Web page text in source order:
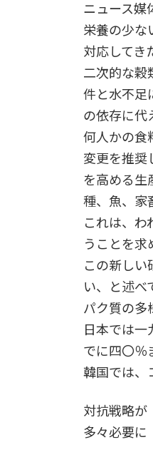
ニュース媒
栄養の少な
対応してき
二次的な穀
件と水不足
の依存に代
何人かの食
変更を推奨
を高める生
種、魚、家
これは、わ
うことを求
この新しい
い、と述べ
パク質の多
日本では一
でに四〇％
韓国では、
対抗戦略が
多々必要に